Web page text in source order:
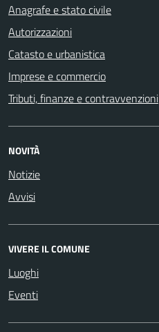
Anagrafe e stato civile
Autorizzazioni
Catasto e urbanistica
Imprese e commercio
Tributi, finanze e contravvenzioni
NOVITÀ
Notizie
Avvisi
VIVERE IL COMUNE
Luoghi
Eventi